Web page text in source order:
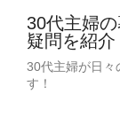
30代主婦
疑問を紹介
30代主婦が日々
す！